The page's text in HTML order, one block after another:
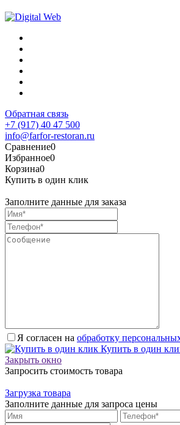
Обратная связь
+7 (917) 40 47 500
info@farfor-restoran.ru
Сравнение0
Избранное0
Корзина0
Купить в один клик
Заполните данные для заказа
Я согласен на обработку
Купить в один
Закрыть окно
Запросить стоимость товара
Загрузка товара
Заполните данные для запроса цены